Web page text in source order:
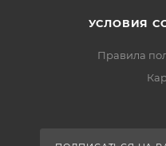
УСЛОВИЯ
Правила